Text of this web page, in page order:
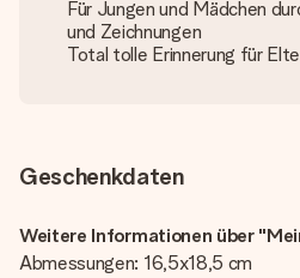
Für Jungen und Mädchen
und Zeichnungen
Total tolle Erinnerung für
Geschenkdaten
Weitere Informationen über
Abmessungen: 16,5x18,5 cm